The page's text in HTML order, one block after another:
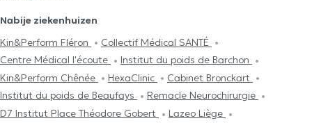
Nabije ziekenhuizen
Kin&Perform Fléron
Collectif Médical SANTÉ
Centre Médical l'écoute
Institut du poids de Barchon
Kin&Perform Chênée
HexaClinic
Cabinet Bronckart
Institut du poids de Beaufays
Remacle Neurochirurgie
D7 Institut Place Théodore Gobert
Lazeo Liège